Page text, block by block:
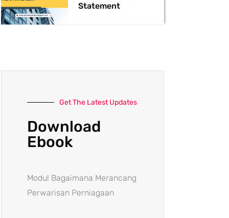
Statement
Get The Latest Updates
Download
Ebook
Modul Bagaimana Merancang
Perwarisan Perniagaan